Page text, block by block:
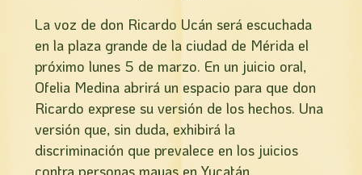
La voz de don Ricardo Ucán será escuchada
en la plaza grande de la ciudad de Mérida el
próximo lunes 5 de marzo. En un juicio oral,
Ofelia Medina abrirá un espacio para que don
Ricardo exprese su versión de los hechos. Una
versión que, sin duda, exhibirá la
discriminación que prevalece en los juicios
contra personas mayas en Yucatán.